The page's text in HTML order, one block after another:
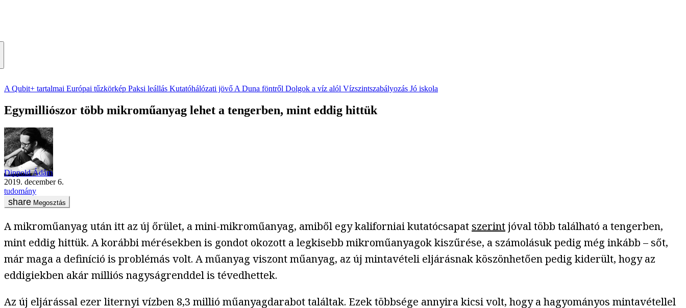
A Qubit+ tartalmai Európai tűzkörkép Paksi leállás Kutatóhálózati jövő A Duna föntről Dolgok a víz alól Vízszintszabályozás Jó iskola
Egymilliószor több mikroműanyag lehet a tengerben, mint eddig hittük
Dippold Ádám
2019. december 6.
tudomány
Megosztás
A mikroműanyag után itt az új őrület, a mini-mikroműanyag, amiből egy kaliforniai kutatócsapatszerintjóval több található a tengerben,
mint eddig hittük. A korábbi mérésekben is gondot okozott a legkisebb mikroműanyagok kiszűrése, a számolásuk pedig még inkább – sőt,
már maga a definíció is problémás volt. A műanyag viszont műanyag, az új mintavételi eljárásnak köszönhetően pedig kiderült, hogy az
eddigiekben akár milliós nagyságrenddel is tévedhettek.
Az új eljárással ezer liternyi vízben 8,3 millió műanyagdarabot találtak. Ezek többsége annyira kicsi volt, hogy a hagyományos mintavétellel